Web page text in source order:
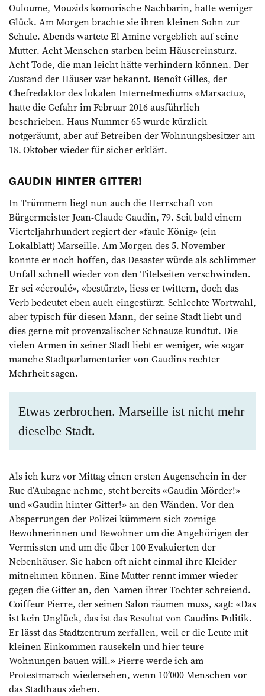
Ouloume, Mouzids komorische Nachbarin, hatte weniger
Glück. Am Morgen brachte sie ihren kleinen Sohn zur
Schule. Abends wartete El Amine vergeblich auf seine
Mutter. Acht Menschen starben beim Häusereinsturz.
Acht Tode, die man leicht hätte verhindern können. Der
Zustand der Häuser war bekannt. Benoît Gilles, der
Chefredaktor des lokalen Internetmediums «Marsactu»,
hatte die Gefahr im Februar 2016 ausführlich
beschrieben. Haus Nummer 65 wurde kürzlich
notgeräumt, aber auf Betreiben der Wohnungsbesitzer am
18. Oktober wieder für sicher erklärt.
GAUDIN HINTER GITTER!
In Trümmern liegt nun auch die Herrschaft von
Bürgermeister Jean-Claude Gaudin, 79. Seit bald einem
Vierteljahrhundert regiert der «faule König» (ein
Lokalblatt) Marseille. Am Morgen des 5. November
konnte er noch hoffen, das Desaster würde als schlimmer
Unfall schnell wieder von den Titelseiten verschwinden.
Er sei «écroulé», «bestürzt», liess er twittern, doch das
Verb bedeutet eben auch eingestürzt. Schlechte Wortwahl,
aber typisch für diesen Mann, der seine Stadt liebt und
dies gerne mit provenzalischer Schnauze kundtut. Die
vielen Armen in seiner Stadt liebt er weniger, wie sogar
manche Stadtparlamentarier von Gaudins rechter
Mehrheit sagen.
Etwas zerbrochen. Marseille ist nicht mehr
dieselbe Stadt.
Als ich kurz vor Mittag einen ersten Augenschein in der
Rue d’Aubagne nehme, steht bereits «Gaudin Mörder!»
und «Gaudin hinter Gitter!» an den Wänden. Vor den
Absperrungen der Polizei kümmern sich zornige
Bewohnerinnen und Bewohner um die Angehörigen der
Vermissten und um die über 100 Evakuierten der
Nebenhäuser. Sie haben oft nicht einmal ihre Kleider
mitnehmen können. Eine Mutter rennt immer wieder
gegen die Gitter an, den Namen ihrer Tochter schreiend.
Coiffeur Pierre, der seinen Salon räumen muss, sagt: «Das
ist kein Unglück, das ist das Resultat von Gaudins Politik.
Er lässt das Stadtzentrum zerfallen, weil er die Leute mit
kleinen Einkommen rausekeln und hier teure
Wohnungen bauen will.» Pierre werde ich am
Protestmarsch wieder­sehen, wenn 10’000 Menschen vor
das Stadthaus ziehen.